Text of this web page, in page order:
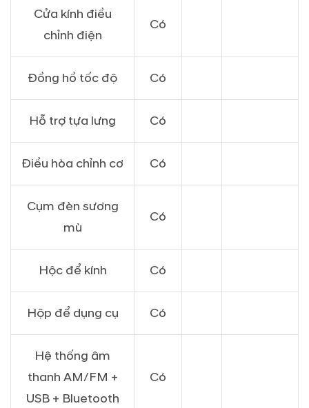
Cửa kính điều
chỉnh điện
Có
Đồng hồ tốc độ Có
Hỗ trợ tựa lưng Có
Điều hòa chỉnh cơ Có
Cụm đèn sương
mù
Có
Hộc để kính Có
Hộp để dụng cụ Có
Hệ thống âm
thanh AM/FM +
USB + Bluetooth
Có